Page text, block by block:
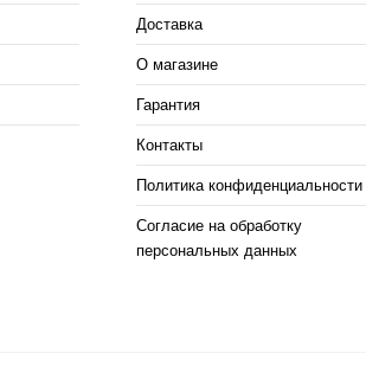
Доставка
О магазине
Гарантия
Контакты
Политика конфиденциальности
Согласие на обработку
персональных данных